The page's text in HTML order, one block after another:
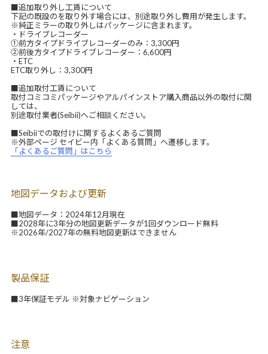
■追加取り外し工賃について
下記の既設のを取り外す場合には、別途取り外し費用が発生します。
※純正ミラーの取り外しはパッケージに含まれます。
・ドライブレコーダー
①前方タイプドライブレコーダーのみ：3,300円
②前後方タイプドライブレコーダー：6,600円
・ETC
ETC取り外し：3,300円
■追加取付工賃について
取付コミコミパッケージやアルパインストア購入商品以外の取付に関
しては、
別途取付業者(Seibii)へご相談ください。
■Seibiiでの取付けに関するよくあるご質問
※外部ページ セイビー内「よくある質問」へ遷移します。
「よくあるご質問」はこちら
地図データおよび更新
■地図データ：2024年12月現在
■2028年に3年分の地図更新データが1回ダウンロード無料
※2026年/2027年の無料地図更新はできません
製品保証
■3年保証モデル ※対象ナビゲーション
注意